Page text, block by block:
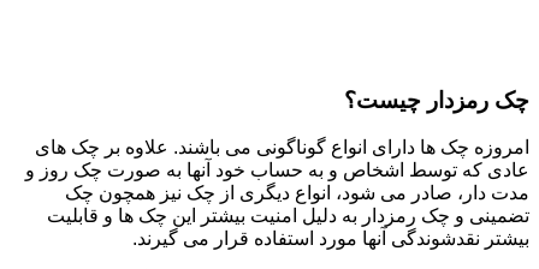
چک رمزدار چیست؟
امروزه چک ها دارای انواع گوناگونی می باشند. علاوه بر چک های
عادی که توسط اشخاص و به حساب خود آنها به صورت چک روز و
مدت دار، صادر می شود، انواع دیگری از چک نیز همچون چک
تضمینی و چک رمزدار به دلیل امنیت بیشتر این چک ها و قابلیت
بیشتر نقدشوندگی آنها مورد استفاده قرار می گیرند.